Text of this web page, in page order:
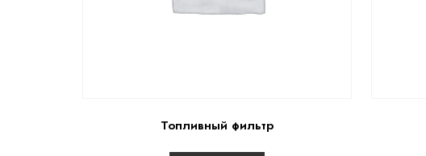
Топливный фильтр